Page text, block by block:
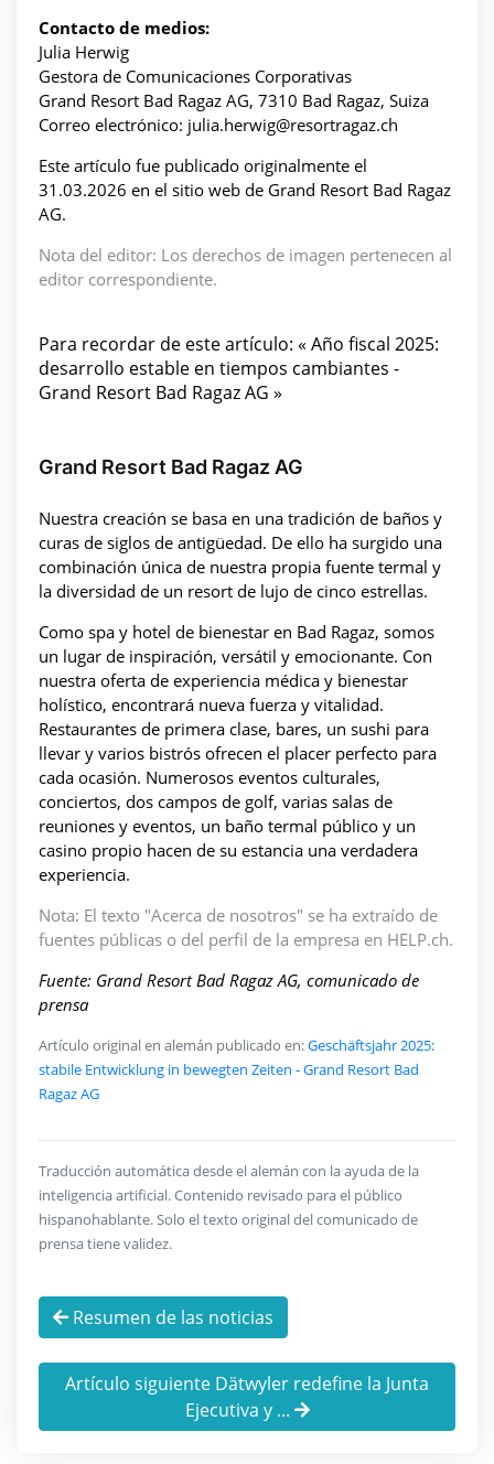
Contacto de medios:
Julia Herwig
Gestora de Comunicaciones Corporativas
Grand Resort Bad Ragaz AG, 7310 Bad Ragaz, Suiza
Correo electrónico: julia.herwig@resortragaz.ch
Este artículo fue publicado originalmente el
31.03.2026 en el sitio web de Grand Resort Bad Ragaz
AG.
Nota del editor: Los derechos de imagen pertenecen al
editor correspondiente.
Para recordar de este artículo: « Año fiscal 2025:
desarrollo estable en tiempos cambiantes -
Grand Resort Bad Ragaz AG »
Grand Resort Bad Ragaz AG
Nuestra creación se basa en una tradición de baños y
curas de siglos de antigüedad. De ello ha surgido una
combinación única de nuestra propia fuente termal y
la diversidad de un resort de lujo de cinco estrellas.
Como spa y hotel de bienestar en Bad Ragaz, somos
un lugar de inspiración, versátil y emocionante. Con
nuestra oferta de experiencia médica y bienestar
holístico, encontrará nueva fuerza y vitalidad.
Restaurantes de primera clase, bares, un sushi para
llevar y varios bistrós ofrecen el placer perfecto para
cada ocasión. Numerosos eventos culturales,
conciertos, dos campos de golf, varias salas de
reuniones y eventos, un baño termal público y un
casino propio hacen de su estancia una verdadera
experiencia.
Nota: El texto "Acerca de nosotros" se ha extraído de
fuentes públicas o del perfil de la empresa en HELP.ch.
Fuente: Grand Resort Bad Ragaz AG, comunicado de
prensa
Artículo original en alemán publicado en:Geschäftsjahr 2025:
stabile Entwicklung in bewegten Zeiten - Grand Resort Bad
Ragaz AG
Traducción automática desde el alemán con la ayuda de la
inteligencia artificial. Contenido revisado para el público
hispanohablante. Solo el texto original del comunicado de
prensa tiene validez.
Resumen de las noticias
Artículo siguiente Dätwyler redefine la Junta
Ejecutiva y ...